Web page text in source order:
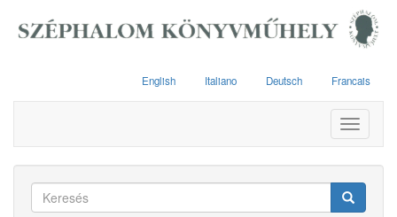
English Italiano Deutsch Francais
Toggle
Keresés